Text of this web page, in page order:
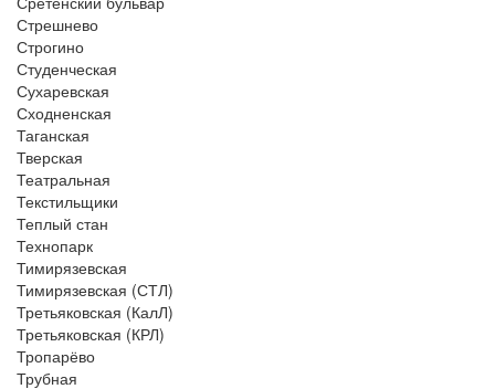
Стрешнево
Строгино
Студенческая
Сухаревская
Сходненская
Таганская
Тверская
Театральная
Текстильщики
Теплый стан
Технопарк
Тимирязевская
Тимирязевская (СТЛ)
Третьяковская (КалЛ)
Третьяковская (КРЛ)
Тропарёво
Трубная